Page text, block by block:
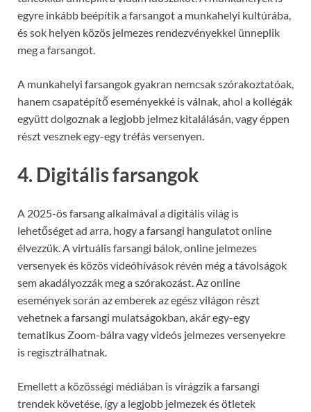
egyre inkább beépítik a farsangot a munkahelyi kultúrába,
és sok helyen közös jelmezes rendezvényekkel ünneplik
meg a farsangot.
A munkahelyi farsangok gyakran nemcsak szórakoztatóak,
hanem csapatépítő eseményekké is válnak, ahol a kollégák
együtt dolgoznak a legjobb jelmez kitalálásán, vagy éppen
részt vesznek egy-egy tréfás versenyen.
4. Digitális farsangok
A 2025-ös farsang alkalmával a digitális világ is
lehetőséget ad arra, hogy a farsangi hangulatot online
élvezzük. A virtuális farsangi bálok, online jelmezes
versenyek és közös videóhívások révén még a távolságok
sem akadályozzák meg a szórakozást. Az online
események során az emberek az egész világon részt
vehetnek a farsangi mulatságokban, akár egy-egy
tematikus Zoom-bálra vagy videós jelmezes versenyekre
is regisztrálhatnak.
Emellett a közösségi médiában is virágzik a farsangi
trendek követése, így a legjobb jelmezek és ötletek